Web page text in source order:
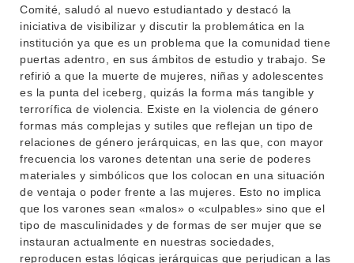
INVESTIGACIÓN
EXTENSIÓN
SERVICIOS
LLAMADOS
NOTICIAS
CONTACTO
POSGRADOS
EDUCACIÓN PERMANENTE
MOVILIDAD ACADÉMICA
BIBLIOTECA
Comité, saludó al nuevo estudiantado y destacó la
iniciativa de visibilizar y discutir la problemática en la
institución ya que es un problema que la comunidad tiene
puertas adentro, en sus ámbitos de estudio y trabajo. Se
refirió a que la muerte de mujeres, niñas y adolescentes
es la punta del iceberg, quizás la forma más tangible y
terrorífica de violencia. Existe en la violencia de género
formas más complejas y sutiles que reflejan un tipo de
relaciones de género jerárquicas, en las que, con mayor
frecuencia los varones detentan una serie de poderes
materiales y simbólicos que los colocan en una situación
de ventaja o poder frente a las mujeres. Esto no implica
que los varones sean «malos» o «culpables» sino que el
tipo de masculinidades y de formas de ser mujer que se
instauran actualmente en nuestras sociedades,
reproducen estas lógicas jerárquicas que perjudican a las